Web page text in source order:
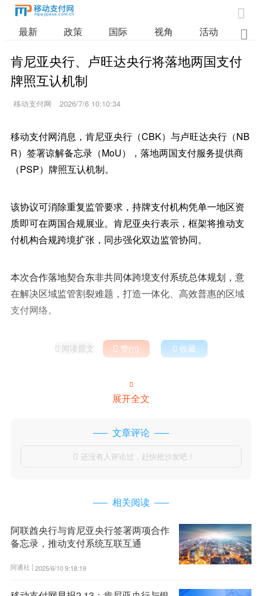

最新 政策 国际 视角 活动 业

肯尼亚央行、卢旺达央行将落地两国支付
牌照互认机制
移动支付网 2026/7/6 10:10:34
移动支付网消息，肯尼亚央行（CBK）与卢旺达央行（NB
R）签署谅解备忘录（MoU），落地两国支付服务提供商
（PSP）牌照互认机制。
该协议可消除重复监管要求，持牌支付机构凭单一地区资
质即可在两国合规展业。肯尼亚央行表示，框架将推动支
付机构合规跨境扩张，同步强化双边监管协同。
本次合作落地契合东非共同体跨境支付系统总体规划，意
在解决区域监管割裂难题，打造一体化、高效普惠的区域
支付网络。
 阅读原文  赞()  收藏

展开全文
文章评论
 还没有人评论过，赶快抢沙发吧！
相关阅读
阿联酋央行与肯尼亚央行签署两项合作
备忘录，推动支付系统互联互通
阿通社 | 2025/6/10 9:18:19